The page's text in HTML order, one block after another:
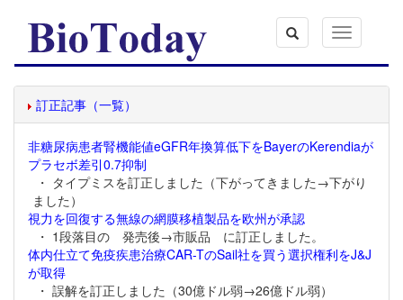
Toggle
navigation
訂正記事（一覧）
非糖尿病患者腎機能値eGFR年換算低下をBayerのKerendiaが
プラセボ差引0.7抑制
・ タイプミスを訂正しました（下がってきました→下がり
ました）
視力を回復する無線の網膜移植製品を欧州が承認
・ 1段落目の 発売後→市販品 に訂正しました。
体内仕立て免疫疾患治療CAR-TのSail社を買う選択権利をJ&J
が取得
・ 誤解を訂正しました（30億ドル弱→26億ドル弱）